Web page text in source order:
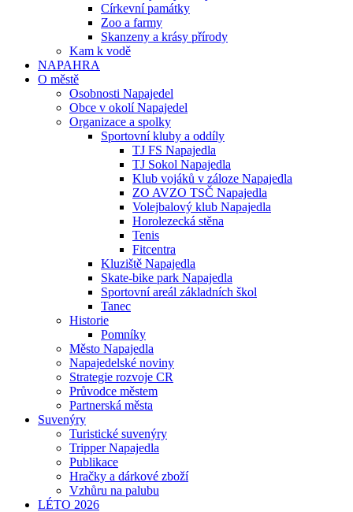
Církevní památky
Zoo a farmy
Skanzeny a krásy přírody
Kam k vodě
NAPAHRA
O městě
Osobnosti Napajedel
Obce v okolí Napajedel
Organizace a spolky
Sportovní kluby a oddíly
TJ FS Napajedla
TJ Sokol Napajedla
Klub vojáků v záloze Napajedla
ZO AVZO TSČ Napajedla
Volejbalový klub Napajedla
Horolezecká stěna
Tenis
Fitcentra
Kluziště Napajedla
Skate-bike park Napajedla
Sportovní areál základních škol
Tanec
Historie
Pomníky
Město Napajedla
Napajedelské noviny
Strategie rozvoje CR
Průvodce městem
Partnerská města
Suvenýry
Turistické suvenýry
Tripper Napajedla
Publikace
Hračky a dárkové zboží
Vzhůru na palubu
LÉTO 2026